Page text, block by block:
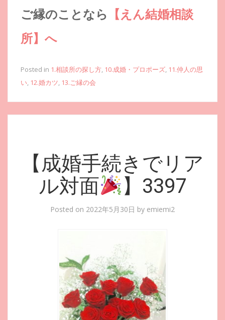
ご縁のことなら 【えん結婚相談
所】へ
Posted in 1.相談所の探し方, 10.成婚・プロポーズ, 11.仲人の思
い, 12.婚カツ, 13.ご縁の会
【成婚手続きでリア
ル対面
】3397
Posted on 2022年5月30日 by emiemi2